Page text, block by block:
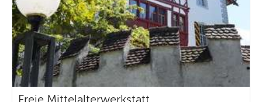
Freie Mittelalterwerkstatt